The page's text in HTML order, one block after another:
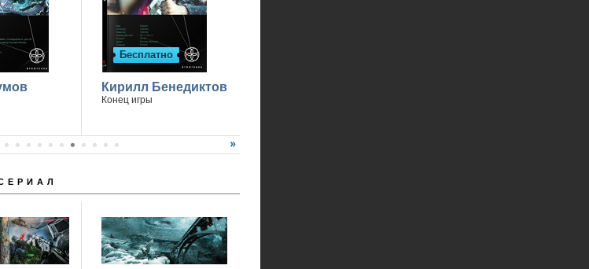
Бесплатно
Кирилл Бенедиктов
Конец игры